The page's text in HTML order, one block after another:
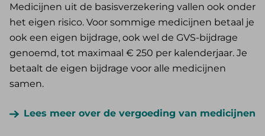
Medicijnen uit de basisverzekering vallen ook onder
het eigen risico. Voor sommige medicijnen betaal je
ook een eigen bijdrage, ook wel de GVS-bijdrage
genoemd, tot maximaal € 250 per kalenderjaar. Je
betaalt de eigen bijdrage voor alle medicijnen
samen.
Lees meer over de vergoeding van medicijnen